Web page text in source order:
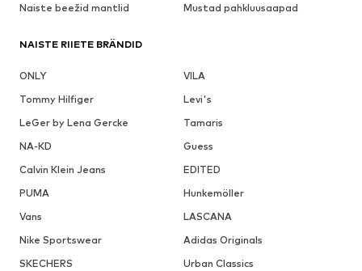
Naiste beežid mantlid Mustad pahkluusaapad
NAISTE RIIETE BRÄNDID
ONLY
VILA
Tommy Hilfiger
Levi's
LeGer by Lena Gercke
Tamaris
NA-KD
Guess
Calvin Klein Jeans
EDITED
PUMA
Hunkemöller
Vans
LASCANA
Nike Sportswear
Adidas Originals
SKECHERS
Urban Classics